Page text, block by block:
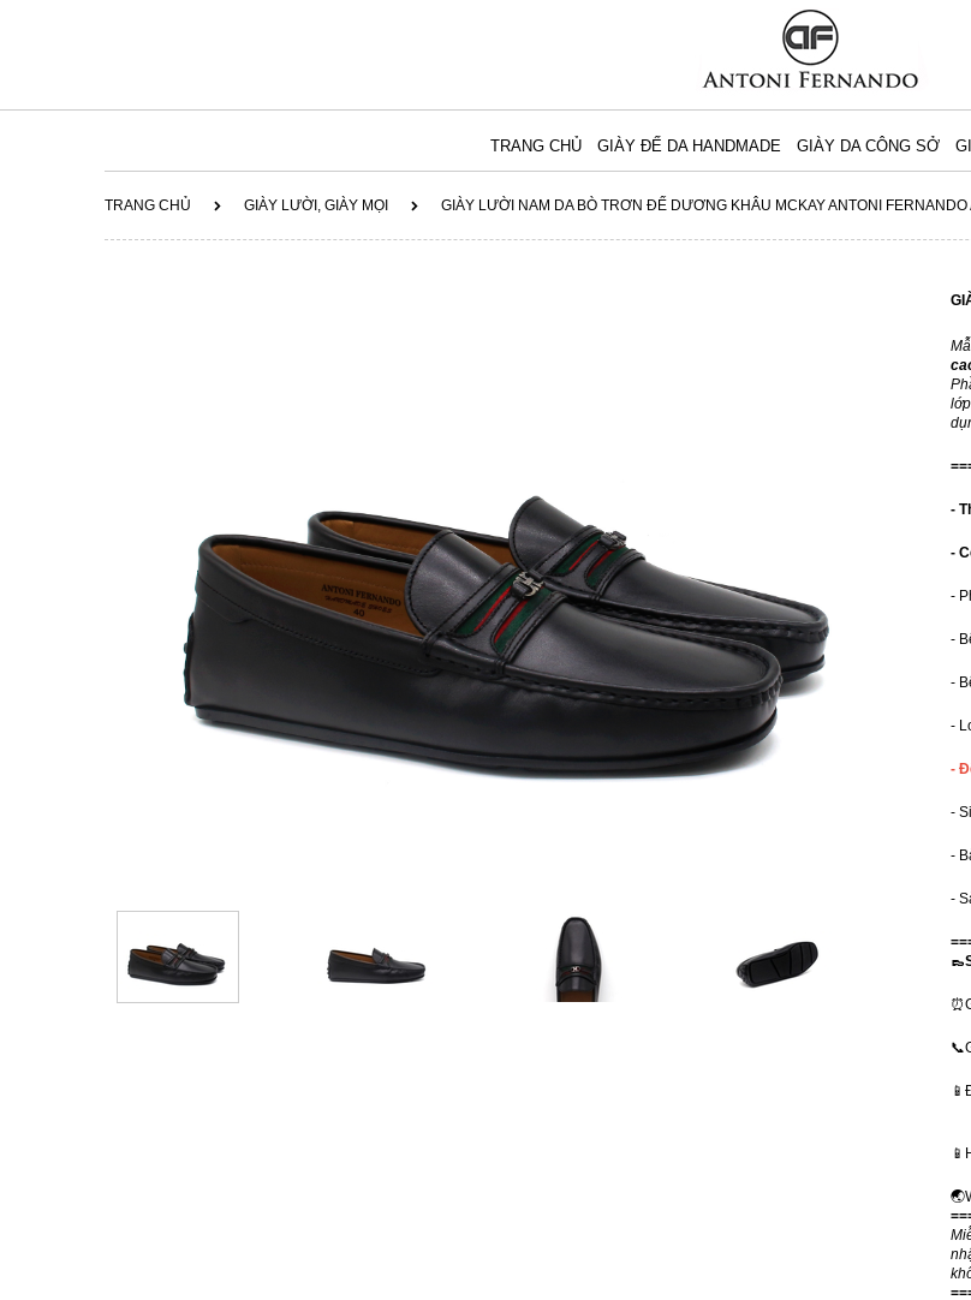
TRANG CHỦ GIÀY ĐẾ DA HANDMADE GIÀY DA CÔNG SỞ
TRANG CHỦ GIÀY LƯỜI, GIÀY MỌI GIÀY LƯỜI NAM DA BÒ TRƠN ĐẾ DƯƠNG KHÂU MCKAY ANTONI FERNANDO
-
-
-
-
-
-
-
-
-
-